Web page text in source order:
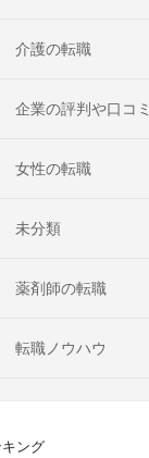
介護の転職
企業の評判や口コミ
女性の転職
未分類
薬剤師の転職
転職ノウハウ
ング